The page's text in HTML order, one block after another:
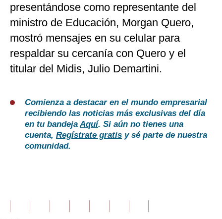
presentándose como representante del
ministro de Educación, Morgan Quero,
mostró mensajes en su celular para
respaldar su cercanía con Quero y el
titular del Midis, Julio Demartini.
Comienza a destacar en el mundo empresarial
recibiendo las noticias más exclusivas del día
en tu bandejaAquí. Si aún no tienes una
cuenta, Regístrate gratis y sé parte de nuestra
comunidad.